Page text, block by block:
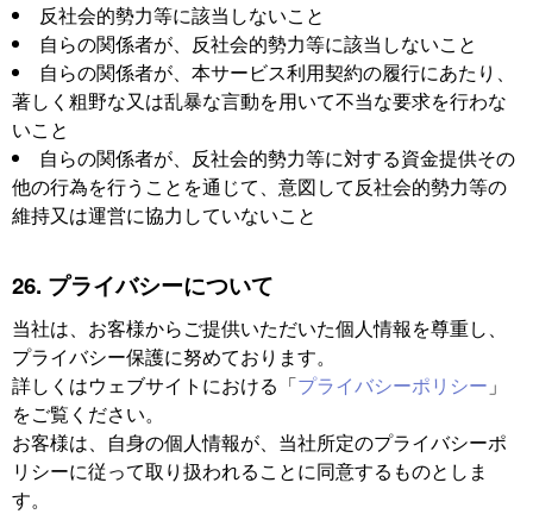
反社会的勢力等に該当しないこと
自らの関係者が、反社会的勢力等に該当しないこと
自らの関係者が、本サービス利用契約の履行にあたり、
著しく粗野な又は乱暴な言動を用いて不当な要求を行わな
いこと
自らの関係者が、反社会的勢力等に対する資金提供その
他の行為を行うことを通じて、意図して反社会的勢力等の
維持又は運営に協力していないこと
26. プライバシーについて
当社は、お客様からご提供いただいた個人情報を尊重し、
プライバシー保護に努めております。
詳しくはウェブサイトにおける「プライバシーポリシー 」
をご覧ください。
お客様は、自身の個人情報が、当社所定のプライバシーポ
リシーに従って取り扱われることに同意するものとしま
す。